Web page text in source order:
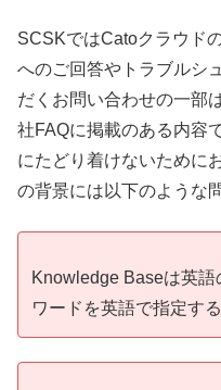
SCSKではCatoクラウド
へのご回答やトラブルシ
だくお問い合わせの一部
社FAQに掲載のある内容
にたどり着けないために
の背景には以下のような
Knowledge Baseは英
ワードを英語で指定す